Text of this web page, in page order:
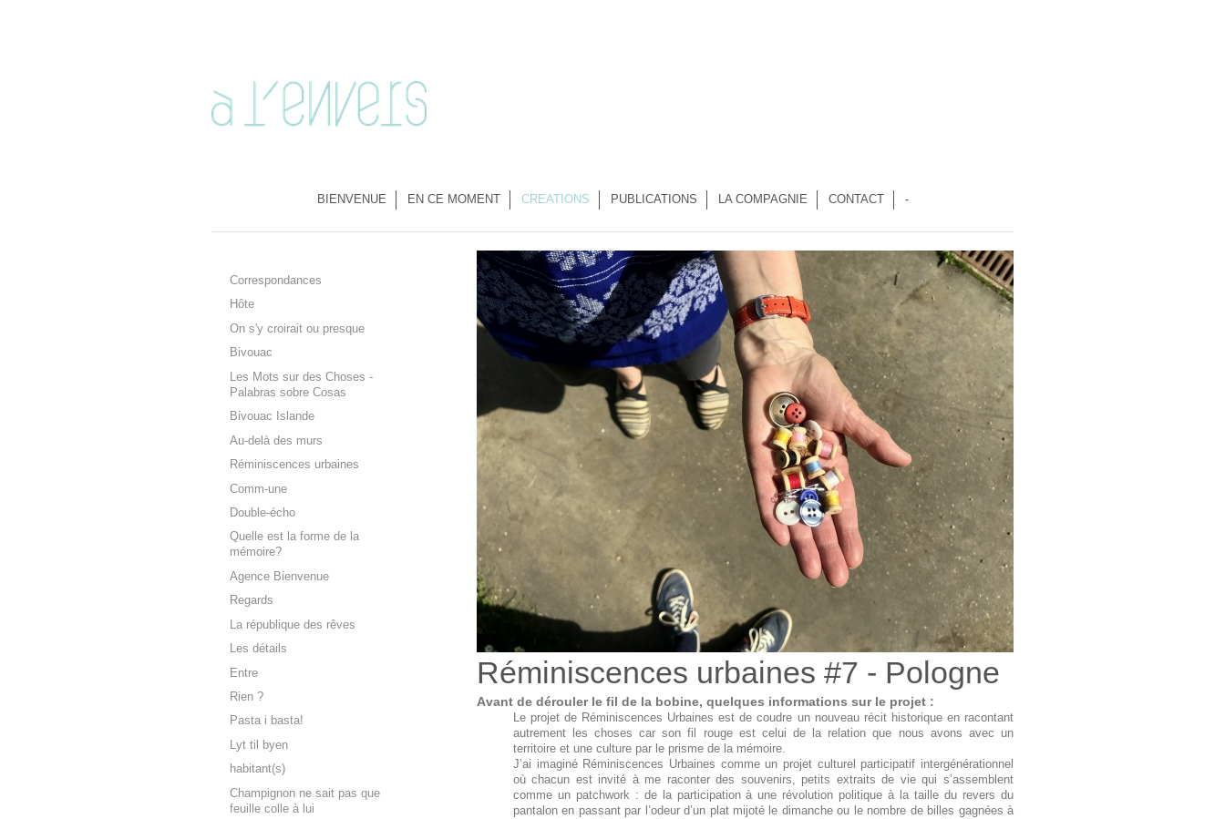
BIENVENUE EN CE MOMENT CREATIONS PUBLICATIONS LA COMPAGNIE CONTACT -
Réminiscences urbaines #7 - Pologne
Avant de dérouler le fil de la bobine, quelques informations sur le projet :
Le projet de Réminiscences Urbaines est de coudre un nouveau récit historique en racontant
autrement les choses car son fil rouge est celui de la relation que nous avons avec un
territoire et une culture par le prisme de la mémoire.
J’ai imaginé Réminiscences Urbaines comme un projet culturel participatif intergénérationnel
où chacun est invité à me raconter des souvenirs, petits extraits de vie qui s’assemblent
comme un patchwork : de la participation à une révolution politique à la taille du revers du
pantalon en passant par l’odeur d’un plat mijoté le dimanche ou le nombre de billes gagnées à
Correspondances
Hôte
On s'y croirait ou presque
Bivouac
Les Mots sur des Choses -
Palabras sobre Cosas
Bivouac Islande
Au-delà des murs
Réminiscences urbaines
Comm-une
Double-écho
Quelle est la forme de la
mémoire?
Agence Bienvenue
Regards
La république des rêves
Les détails
Entre
Rien ?
Pasta i basta!
Lyt til byen
habitant(s)
Champignon ne sait pas que
feuille colle à lui